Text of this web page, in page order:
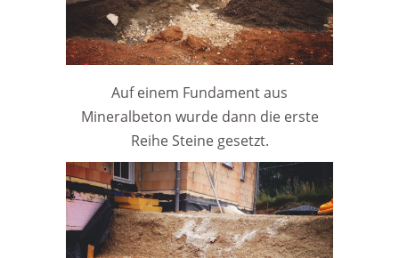
Auf einem Fundament aus
Mineralbeton wurde dann die erste
Reihe Steine gesetzt.